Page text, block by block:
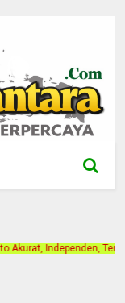
Alamat